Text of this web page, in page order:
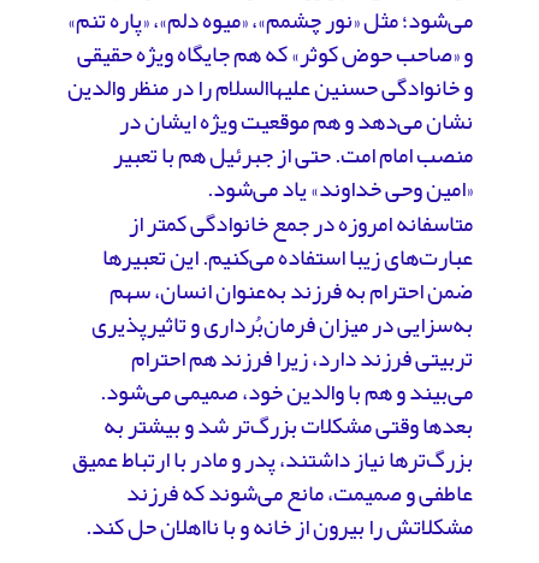
می‌شود؛ مثل «نور چشمم»، «میوه دلم»، «پاره تنم»
و «صاحب حوض کوثر» که هم جایگاه ویژه حقیقی
و خانوادگی حسنین علیهاالسلام را در منظر والدین
نشان می‌دهد و هم موقعیت ویژه ایشان در
منصب امام امت. حتی از جبرئیل هم با تعبیر
«امین وحی خداوند» یاد می‌شود.
متاسفانه امروزه در جمع خانوادگی کمتر از
عبارت‌های زیبا استفاده می‌کنیم. این تعبیرها
ضمن احترام به فرزند به‌عنوان انسان، سهم
به‌سزایی در میزان فرمان‌بُرداری و تاثیرپذیری
تربیتی فرزند دارد، زیرا فرزند هم احترام
می‌بیند و هم با والدین خود، صمیمی می‌شود.
بعدها وقتی مشکلات بزرگ‌تر شد و بیشتر به
بزرگ‌ترها نیاز داشتند، پدر و مادر با ارتباط عمیق
عاطفی و صمیمت، مانع می‌شوند که فرزند
مشکلاتش را بیرون از خانه و با نااهلان حل کند.